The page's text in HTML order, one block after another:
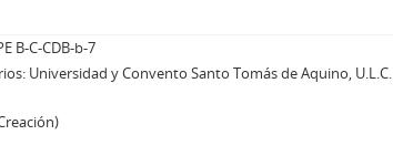
B-C-CDB-b-7
Universidad y Convento Santo Tomás de Aquino, U.L.C.